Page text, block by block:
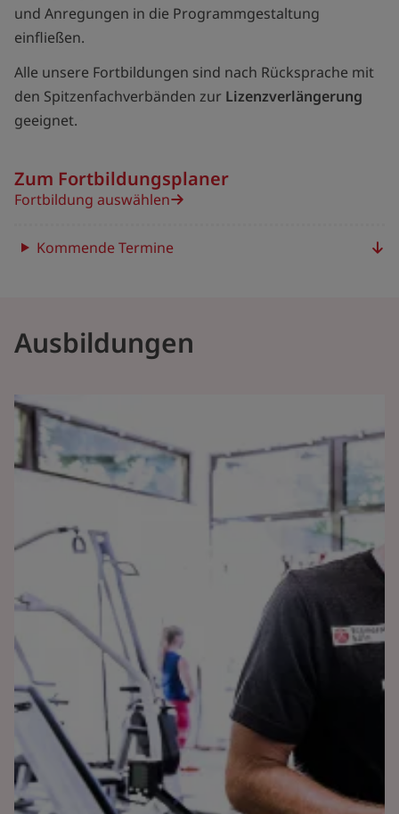
und Anregungen in die Programmgestaltung
einfließen.
Alle unsere Fortbildungen sind nach Rücksprache mit
den Spitzenfachverbänden zur Lizenzverlängerung
geeignet.
Zum Fortbildungsplaner
Fortbildung auswählen
Kommende Termine
Ausbildungen